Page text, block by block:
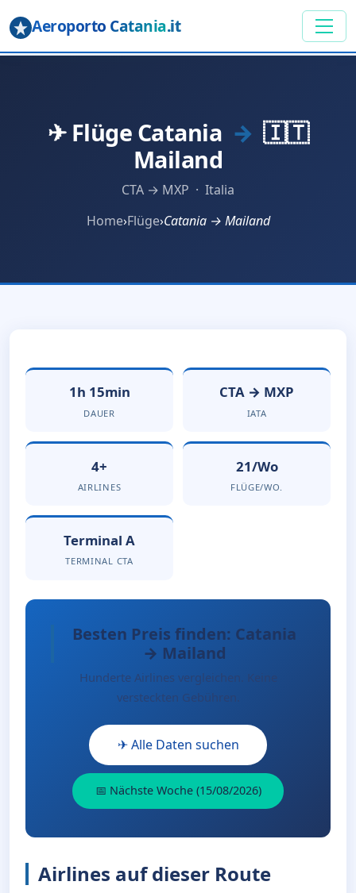
Aeroporto Catania.it
✈ Flüge Catania → 🇮🇹
Mailand
CTA → MXP · Italia
Home›Flüge›Catania → Mailand
1h 15min
DAUER
CTA → MXP
IATA
4+
AIRLINES
21/Wo
FLÜGE/WO.
Terminal A
TERMINAL CTA
Besten Preis finden: Catania
→ Mailand
Hunderte Airlines vergleichen. Keine
versteckten Gebühren.
✈ Alle Daten suchen
📅 Nächste Woche (15/08/2026)
Airlines auf dieser Route